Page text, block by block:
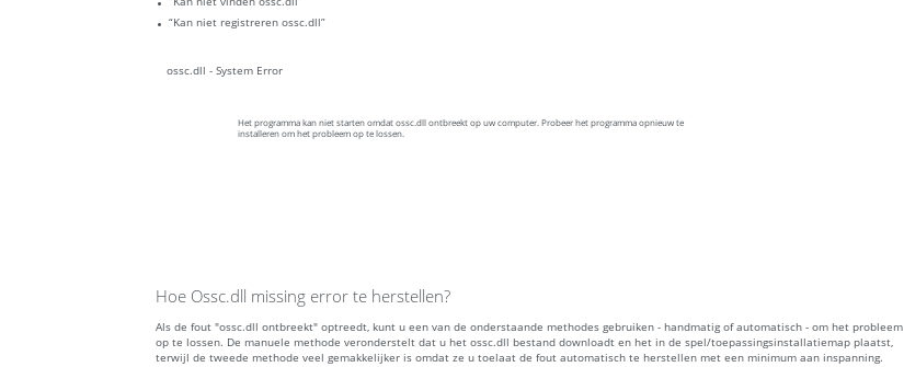
“Kan niet registreren ossc.dll”
ossc.dll - System Error
Het programma kan niet starten omdat ossc.dll ontbreekt op uw computer. Probeer het programma opnieuw te
installeren om het probleem op te lossen.
Hoe Ossc.dll missing error te herstellen?
Als de fout "ossc.dll ontbreekt" optreedt, kunt u een van de onderstaande methodes gebruiken - handmatig of automatisch - om het probleem
op te lossen. De manuele methode veronderstelt dat u het ossc.dll bestand downloadt en het in de spel/toepassingsinstallatiemap plaatst,
terwijl de tweede methode veel gemakkelijker is omdat ze u toelaat de fout automatisch te herstellen met een minimum aan inspanning.